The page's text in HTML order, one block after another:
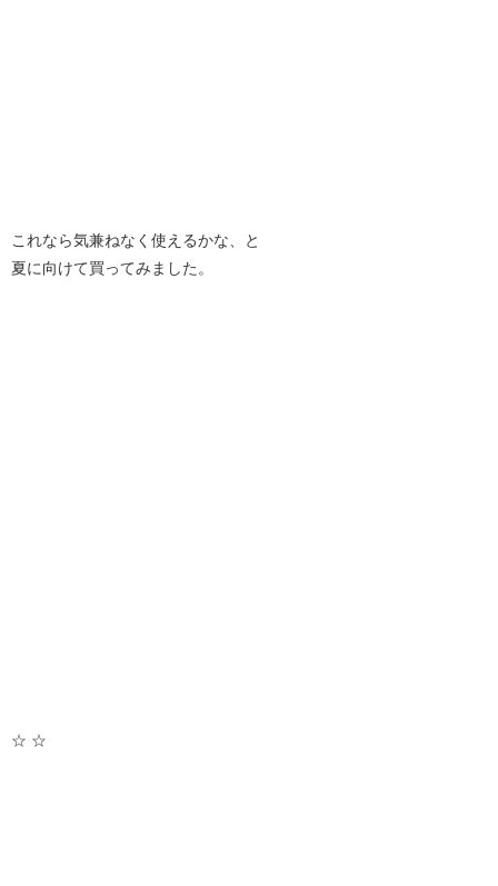
これなら気兼ねなく使えるかな、と
夏に向けて買ってみました。
☆ ☆